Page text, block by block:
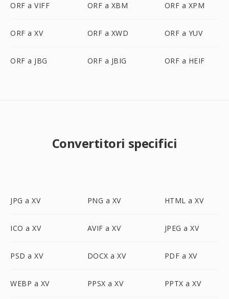
ORF a VIFF ORF a XBM ORF a XPM
ORF a XV ORF a XWD ORF a YUV
ORF a JBG ORF a JBIG ORF a HEIF
Convertitori specifici
JPG a XV PNG a XV HTML a XV
ICO a XV AVIF a XV JPEG a XV
PSD a XV DOCX a XV PDF a XV
WEBP a XV PPSX a XV PPTX a XV